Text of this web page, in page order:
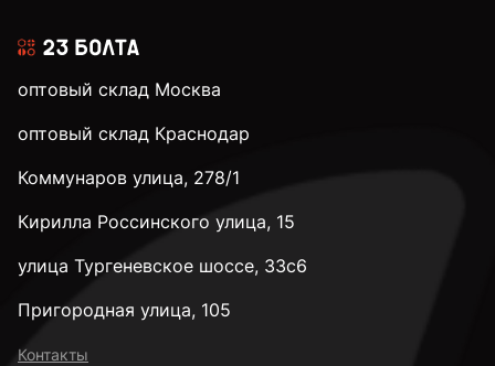
оптовый склад Москва
оптовый склад Краснодар
Коммунаров улица, 278/1
Кирилла Россинского улица, 15
улица Тургеневское шоссе, 33с6
Пригородная улица, 105
Контакты